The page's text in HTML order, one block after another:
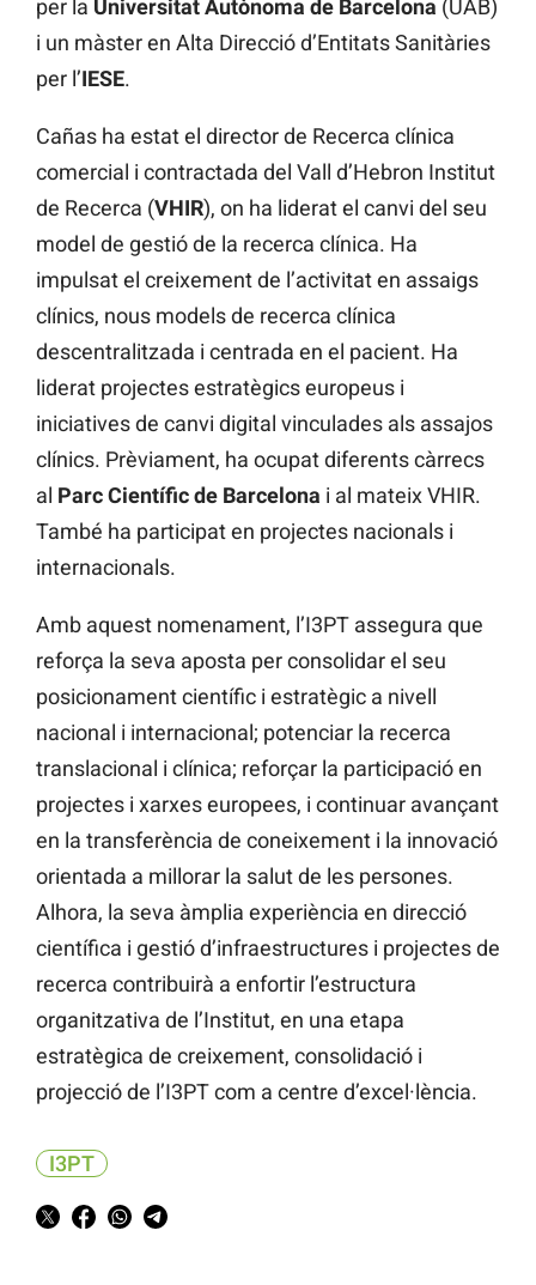
per la Universitat Autònoma de Barcelona (UAB)
i un màster en Alta Direcció d’Entitats Sanitàries
per l’IESE.
Cañas ha estat el director de Recerca clínica
comercial i contractada del Vall d’Hebron Institut
de Recerca (VHIR), on ha liderat el canvi del seu
model de gestió de la recerca clínica. Ha
impulsat el creixement de l’activitat en assaigs
clínics, nous models de recerca clínica
descentralitzada i centrada en el pacient. Ha
liderat projectes estratègics europeus i
iniciatives de canvi digital vinculades als assajos
clínics. Prèviament, ha ocupat diferents càrrecs
al Parc Científic de Barcelona i al mateix VHIR.
També ha participat en projectes nacionals i
internacionals.
Amb aquest nomenament, l’I3PT assegura que
reforça la seva aposta per consolidar el seu
posicionament científic i estratègic a nivell
nacional i internacional; potenciar la recerca
translacional i clínica; reforçar la participació en
projectes i xarxes europees, i continuar avançant
en la transferència de coneixement i la innovació
orientada a millorar la salut de les persones.
Alhora, la seva àmplia experiència en direcció
científica i gestió d’infraestructures i projectes de
recerca contribuirà a enfortir l’estructura
organitzativa de l’Institut, en una etapa
estratègica de creixement, consolidació i
projecció de l’I3PT com a centre d’excel·lència.
I3PT